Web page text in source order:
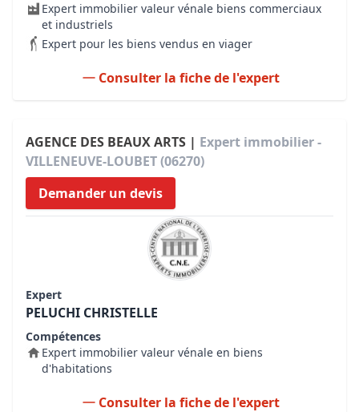
Expert immobilier valeur vénale biens commerciaux
et industriels
Expert pour les biens vendus en viager
Consulter la fiche de l'expert
AGENCE DES BEAUX ARTS | Expert immobilier -
VILLENEUVE-LOUBET (06270)
Demander un devis
Expert
PELUCHI CHRISTELLE
Compétences
Expert immobilier valeur vénale en biens
d'habitations
Consulter la fiche de l'expert